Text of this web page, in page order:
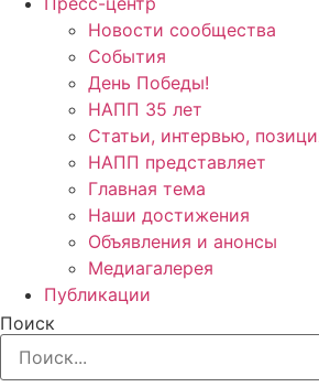
Новости сообщества
События
День Победы!
НАПП 35 лет
Статьи, интервью,
НАПП представляет
Главная тема
Наши достижения
Объявления и анонсы
Медиагалерея
Публикации
Поиск